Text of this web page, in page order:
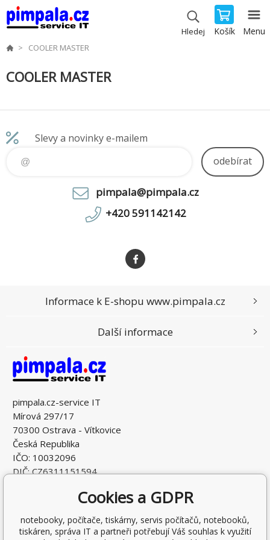
Hledej Košík Menu
COOLER MASTER
COOLER MASTER
Slevy a novinky e-mailem
odebírat
pimpala@pimpala.cz
+420 591142142
pimpala.cz-service IT
Mírová 297/17
70300 Ostrava - Vítkovice
Česká Republika
IČO: 10032096
DIČ: CZ6311151594
Informace k E-shopu www.pimpala.cz
Další informace
Cookies a GDPR
notebooky, počítače, tiskárny, servis počítačů, notebooků,
tiskáren, správa IT a partneři potřebují Váš souhlas k využití